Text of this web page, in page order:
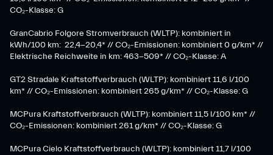
CO₂-Klasse: G
GranCabrio Folgore Stromverbrauch (WLTP): kombiniert in
kWh/100 km: 22,4-20,4* // CO₂-Emissionen: kombiniert 0 g/km* //
Elektrische Reichweite in km: 463-509* // CO₂-Klasse: A
GT2 Stradale Kraftstoffverbrauch (WLTP): kombiniert 11,6 l/100
km* // CO₂-Emissionen: kombiniert 265 g/km* // CO₂-Klasse: G
MCPura Kraftstoffverbrauch (WLTP): kombiniert 11,5 l/100 km* //
CO₂-Emissionen: kombiniert 261 g/km* // CO₂-Klasse: G
MCPura Cielo Kraftstoffverbrauch (WLTP): kombiniert 11,7 l/100